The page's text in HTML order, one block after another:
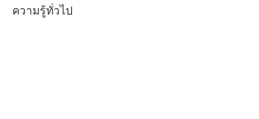
ความรู้ทั่วไป